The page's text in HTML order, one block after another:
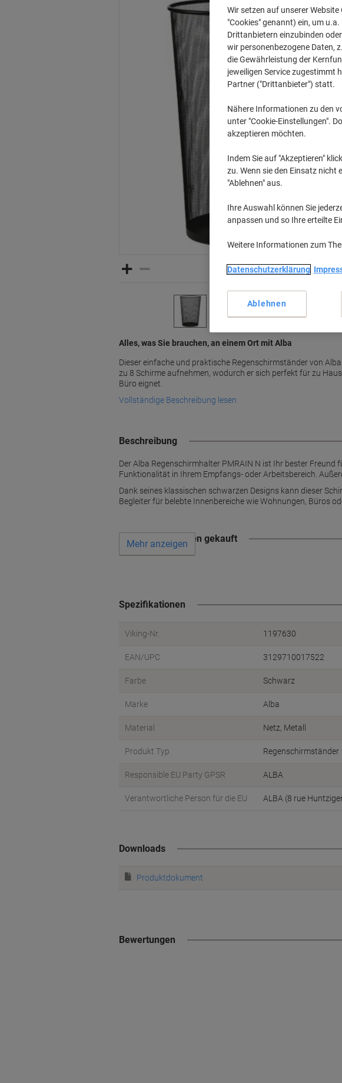
Alles, was Sie brauchen, an einem Ort mit Alba
Dieser einfache und praktische Regenschirmständer von
zu 8 Schirme aufnehmen, wodurch er sich perfekt für zu
Büro eignet.
Vollständige Beschreibung lesen
Beschreibung
Der Alba Regenschirmhalter PMRAIN N ist Ihr bester
Funktionalität in Ihrem Empfangs- oder Arbeitsbereich.
Dank seines klassischen schwarzen Designs kann dieser
Begleiter für belebte Innenbereiche wie Wohnungen, Büros
Wird oft zusammen gekauft
Mehr anzeigen
Spezifikationen
Viking-Nr. 1197630
EAN/UPC 3129710017522
Farbe Schwarz
Marke Alba
Material Netz, Metall
Produkt Typ Regenschirmständer
Responsible EU Party GPSR ALBA
Verantwortliche Person für die EU ALBA (8 rue
Downloads
Produktdokument
Bewertungen
Wir setzen auf unserer
"Cookies" genannt) ein, um
Drittanbietern einzubinden
wir personenbezogene Daten,
die Gewährleistung der
jeweiligen Service zugestimmt
Partner ("Drittanbieter") statt.
Nähere Informationen zu den
unter "Cookie-Einstellungen".
akzeptieren möchten.
Indem Sie auf "Akzeptieren"
zu. Wenn sie den Einsatz nicht
"Ablehnen" aus.
Ihre Auswahl können Sie
anpassen und so Ihre erteilte
Weitere Informationen zum
Datenschutzerklärung
Ablehnen